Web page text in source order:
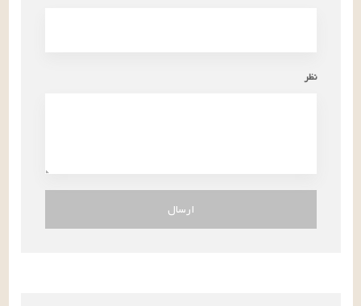
نظر
ارسال